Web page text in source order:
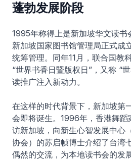
蓬勃发展阶段
1995年称得上是新加坡华文读书
新加坡国家图书馆管理局正式成
统筹管理。同年11月，联合国教
“世界书香日暨版权日”，又称 “
读推广注入新动力。
在这样的时代背景下，新加坡第
会即将诞生。1996年，香港舞
访新加坡，向新生心智发展中心
协会）的苏启帧博士介绍了台湾
偶然的交流，为本地读书会的发